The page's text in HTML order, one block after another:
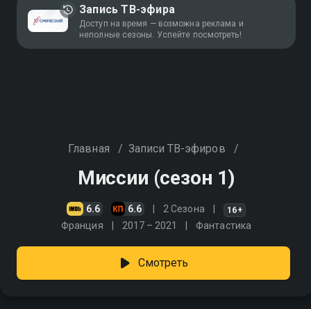
Запись ТВ-эфира
Доступ на время — возможна реклама и
неполные сезоны. Успейте посмотреть!
Главная / Записи ТВ-эфиров /
Миссии (сезон 1)
6.6 6.6 2 Сезона 16+
Франция 2017 – 2021 Фантастика
Смотреть